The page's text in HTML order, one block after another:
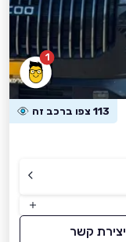
1
113 צפו ברכב זה
יצירת קשר